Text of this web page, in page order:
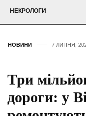
НЕКРОЛОГИ
НОВИНИ 7 ЛИПНЯ,
Три
дороги: у